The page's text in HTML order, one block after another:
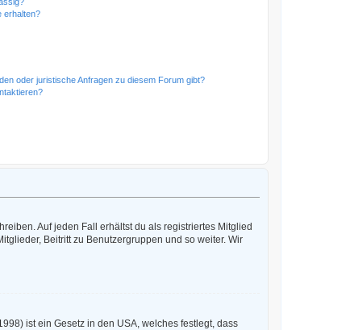
erhalten?
oder juristische Anfragen zu diesem Forum gibt?
Auf jeden Fall erhältst du als registriertes Mitglied
Beitritt zu Benutzergruppen und so weiter. Wir
ist ein Gesetz in den USA, welches festlegt, dass